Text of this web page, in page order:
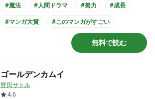
#魔法
#人間ドラマ #努力
#成長
#マンガ大賞
#このマンガがすごい
#俺マン
#アニメ化
無料で読む
ゴールデンカムイ
野田サトル
4.6